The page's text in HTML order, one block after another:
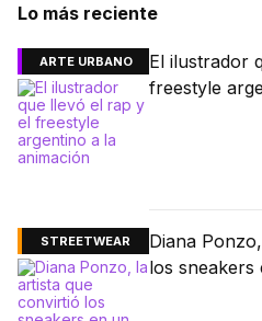
Lo más reciente
ARTE URBANO
El ilustrador
freestyle
STREETWEAR
Diana
los sneakers